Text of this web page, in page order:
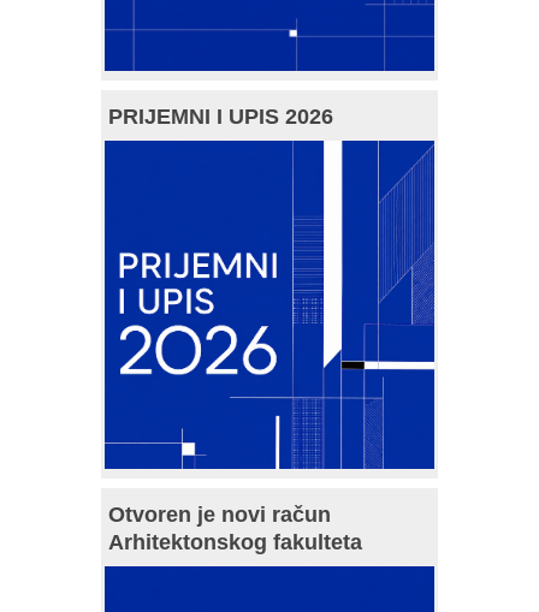
PRIJEMNI I UPIS 2026
Otvoren je novi račun
Arhitektonskog fakulteta